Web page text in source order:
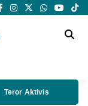
Teror Aktivis